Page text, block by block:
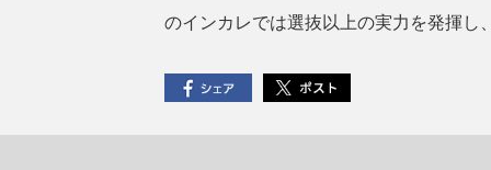
のインカレでは選抜以上の実力を発揮